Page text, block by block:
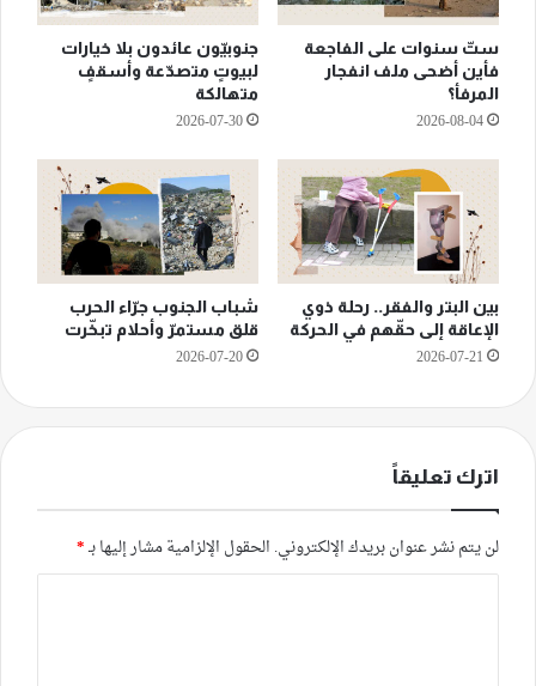
ستّ سنوات على الفاجعة
فأين أضحى ملف انفجار
المرفأ؟
2026-08-04
جنوبيّون عائدون بلا خيارات
لبيوتٍ متصدّعة وأسقفٍ
متهالكة
2026-07-30
بين البتر والفقر.. رحلة ذوي
الإعاقة إلى حقّهم في الحركة
2026-07-21
شباب الجنوب جرّاء الحرب
قلق مستمرّ وأحلام تبخّرت
2026-07-20
اترك تعليقاً
لن يتم نشر عنوان بريدك الإلكتروني. الحقول الإلزامية مشار إليها بـ*